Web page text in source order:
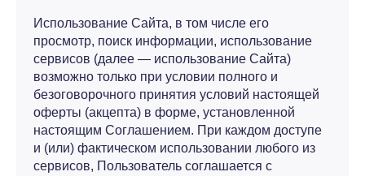
Использование Сайта, в том числе его
просмотр, поиск информации, использование
сервисов (далее — использование Сайта)
возможно только при условии полного и
безоговорочного принятия условий настоящей
оферты (акцепта) в форме, установленной
настоящим Соглашением. При каждом доступе
и (или) фактическом использовании любого из
сервисов, Пользователь соглашается с